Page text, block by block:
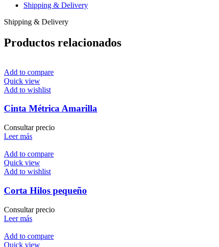
Shipping & Delivery
Shipping & Delivery
Productos relacionados
Add to compare
Quick view
Add to wishlist
Cinta Métrica Amarilla
Consultar precio
Leer más
Add to compare
Quick view
Add to wishlist
Corta Hilos pequeño
Consultar precio
Leer más
Add to compare
Quick view